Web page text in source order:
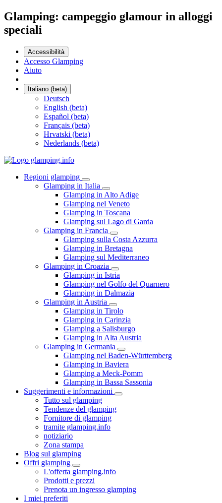
Glamping: campeggio glamour in alloggi
speciali
Accessibilità
Accesso Glamping
Aiuto
Italiano (beta)
Deutsch
English (beta)
Español (beta)
Français (beta)
Hrvatski (beta)
Nederlands (beta)
Regioni glamping
Glamping in Italia
Glamping in Alto Adige
Glamping nel Veneto
Glamping in Toscana
Glamping sul Lago di Garda
Glamping in Francia
Glamping sulla Costa Azzurra
Glamping in Bretagna
Glamping sul Mediterraneo
Glamping in Croazia
Glamping in Istria
Glamping nel Golfo del Quarnero
Glamping in Dalmazia
Glamping in Austria
Glamping in Tirolo
Glamping in Carinzia
Glamping a Salisburgo
Glamping in Alta Austria
Glamping in Germania
Glamping nel Baden-Württemberg
Glamping in Baviera
Glamping a Meck-Pomm
Glamping in Bassa Sassonia
Suggerimenti e informazioni
Tutto sul glamping
Tendenze del glamping
Fornitore di glamping
tramite glamping.info
notiziario
Zona stampa
Blog sul glamping
Offri glamping
L'offerta glamping.info
Prodotti e prezzi
Prenota un ingresso glamping
I miei preferiti